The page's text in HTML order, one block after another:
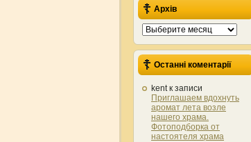
Архів
Архів
Останні коментарії
kentк записи
Приглашаем вдохнуть
аромат лета возле
нашего храма.
Фотоподборка от
настоятеля храма